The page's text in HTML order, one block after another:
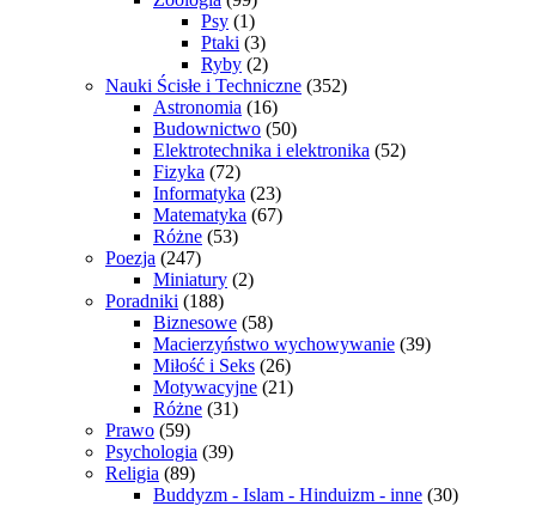
Psy (1)
Ptaki (3)
Ryby (2)
Nauki Ścisłe i Techniczne (352)
Astronomia (16)
Budownictwo (50)
Elektrotechnika i elektronika (52)
Fizyka (72)
Informatyka (23)
Matematyka (67)
Różne (53)
Poezja (247)
Miniatury (2)
Poradniki (188)
Biznesowe (58)
Macierzyństwo wychowywanie (39)
Miłość i Seks (26)
Motywacyjne (21)
Różne (31)
Prawo (59)
Psychologia (39)
Religia (89)
Buddyzm - Islam - Hinduizm - inne (30)